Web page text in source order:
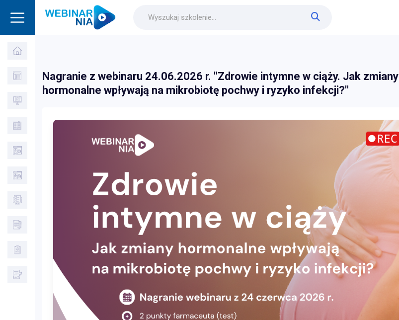
Nagranie z webinaru 24.06.2026 r. "Zdrowie intymne w ciąży. Jak zmiany
hormonalne wpływają na mikrobiotę pochwy i ryzyko infekcji?"